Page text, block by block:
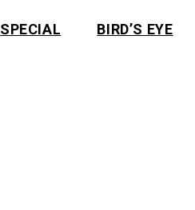
SPECIAL BIRD’S EYE